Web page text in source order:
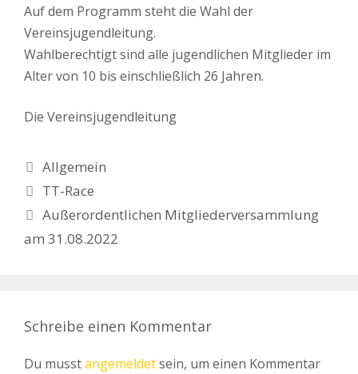
Auf dem Programm steht die Wahl der
Vereinsjugendleitung.
Wahlberechtigt sind alle jugendlichen Mitglieder im
Alter von 10 bis einschließlich 26 Jahren.
Die Vereinsjugendleitung
Kategorien
Allgemein
TT-Race
Außerordentlichen Mitgliederversammlung
am 31.08.2022
Schreibe einen Kommentar
Du musstangemeldetsein, um einen Kommentar